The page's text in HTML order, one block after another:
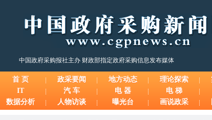
中国政府采购报社主办 财政部指定政府采购信息发布媒体
首 页 政采要闻 地方动态 理论探索
IT
汽 车 电 器 电 梯
数据分析
人物访谈 曝光台 画说政采